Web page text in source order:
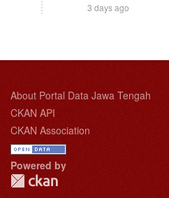
3 days ago
About Portal Data Jawa Tengah
CKAN API
CKAN Association
Powered by